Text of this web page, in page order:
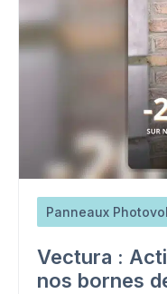
Panneaux
Vectura :
nos bornes